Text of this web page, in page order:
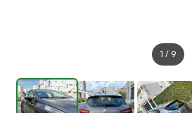
1 / 9